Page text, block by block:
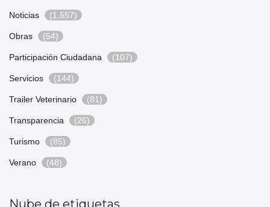
Noticias (1.557)
Obras (54)
Participación Ciudadana (107)
Servicios (144)
Trailer Veterinario (81)
Transparencia (26)
Turismo (85)
Verano (48)
Nube de etiquetas